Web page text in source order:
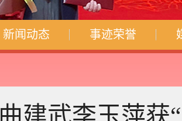
新闻动态 事迹荣誉